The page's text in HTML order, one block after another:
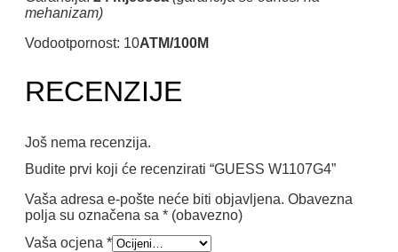
mehanizam)
Vodootpornost: 10ATM/100M
RECENZIJE
Još nema recenzija.
Budite prvi koji će recenzirati “GUESS W1107G4”
Vaša adresa e-pošte neće biti objavljena. Obavezna
polja su označena sa * (obavezno)
Vaša ocjena *